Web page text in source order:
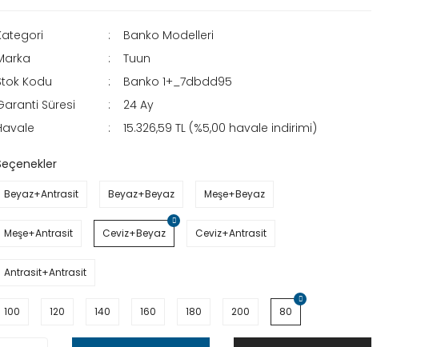
Banko Modelleri
Tuun
Kodu
Banko 1+_7dbdd95
Süresi
24 Ay
15.326,59 TL (%5,00 havale indirimi)
Beyaz+Antrasit Beyaz+Beyaz Meşe+Beyaz
Meşe+Antrasit Ceviz+Beyaz Ceviz+Antrasit
Antrasit+Antrasit
100 120 140 160 180 200 80